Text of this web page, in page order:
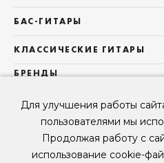
Для улучшения работы
пользователями мы
Продолжая работу с
использование cookie-
Telecaster
Les Paul
Superstrat
Фолки (ОМ, 000, 00)
Гранд Аудиториум
Б/У, уцененные гитары
БАС-ГИТАРЫ
Precision Bass
Б/У, уцененные гитары
КЛАССИЧЕСКИЕ ГИТАРЫ
Все классические гитары
Б/У, уцененные гитары
БРЕНДЫ
Sigma Guitars
Enya Guitars
Fender
Gibson
Контакты
Мы в Telegram
Мы в ВК